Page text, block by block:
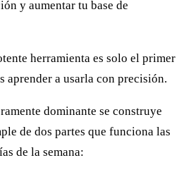
y aumentar tu base de
herramienta es solo el primer
aprender a usarla con precisión.
dominante se construye
de dos partes que funciona las
de la semana: